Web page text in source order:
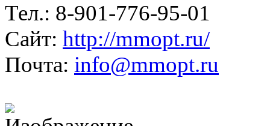
Тел.: 8-901-776-95-01
Cайт: http://mmopt.ru/
Почта: info@mmopt.ru